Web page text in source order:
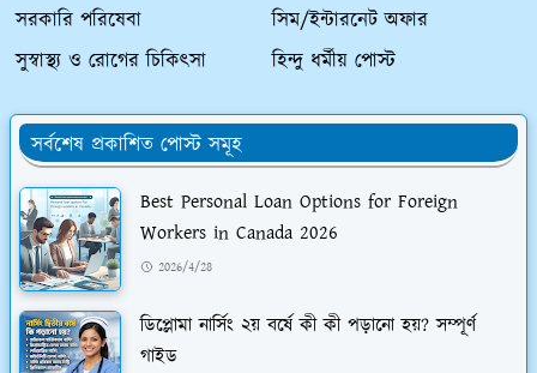
সরকারি পরিষেবা
সিম/ইন্টারনেট অফার
সুস্বাস্থ্য ও রোগের চিকিৎসা
হিন্দু ধর্মীয় পোস্ট
সর্বশেষ প্রকাশিত পোস্ট সমূহ
Best Personal Loan Options for Foreign
Workers in Canada 2026
2026/4/28
ডিপ্লোমা নার্সিং ২য় বর্ষে কী কী পড়ানো হয়? সম্পূর্ণ
গাইড